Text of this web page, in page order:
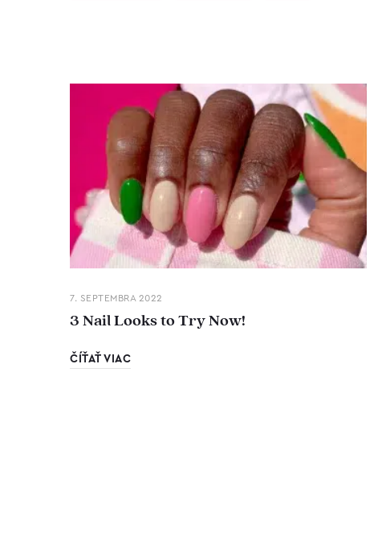
7. SEPTEMBRA 2022
3 Nail Looks to Try Now!
ČÍŤAŤ VIAC